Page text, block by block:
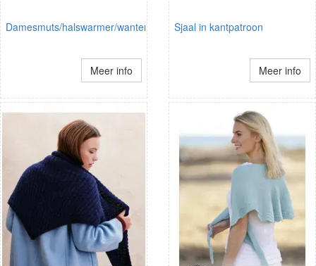
Damesmuts/halswarmer/wanten
Meer info
Sjaal in kantpatroon
Meer info